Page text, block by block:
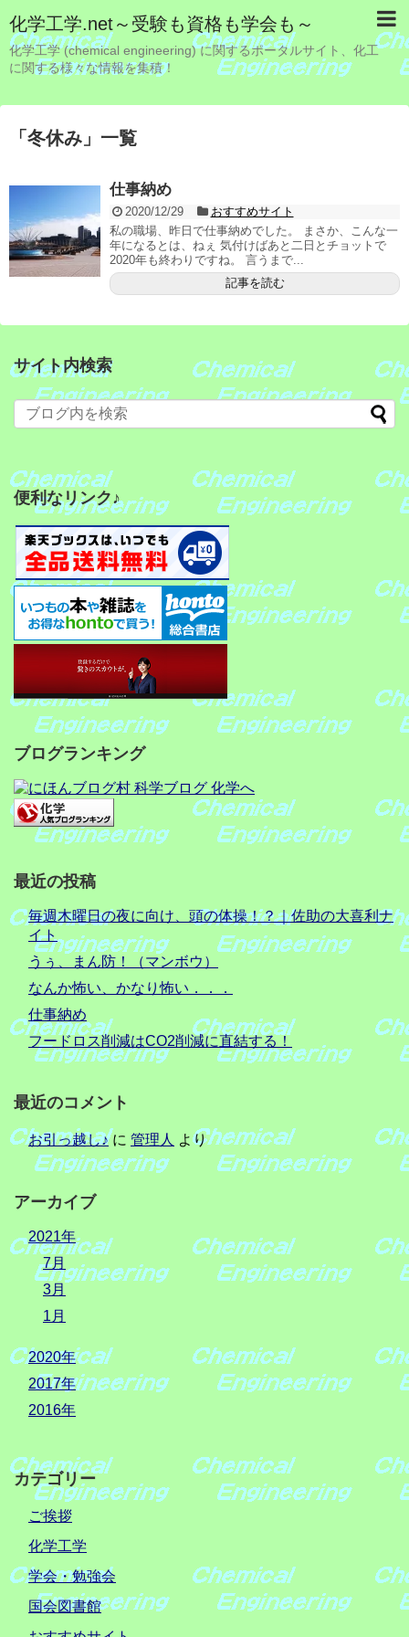
化学工学.net～受験も資格も学会も～
化学工学 (chemical engineering) に関するポータルサイト、化工
に関する様々な情報を集積！
「 冬休み 」 一覧
仕事納め
2020/12/29
おすすめサイト
私の職場、昨日で仕事納めでした。 まさか、こんな一
年になるとは、ねぇ 気付けばあと二日とチョットで
2020年も終わりですね。 言うまで...
記事を読む
サイト内検索
便利なリンク♪
ブログランキング
最近の投稿
毎週木曜日の夜に向け、頭の体操！？｜佐助の大喜利ナ
イト
うぅ、まん防！（マンボウ）
なんか怖い、かなり怖い．．．
仕事納め
フードロス削減はCO2削減に直結する！
最近のコメント
お引っ越し♪に 管理人 より
アーカイブ
2021年
7月
3月
1月
2020年
2017年
2016年
カテゴリー
ご挨拶
化学工学
学会・勉強会
国会図書館